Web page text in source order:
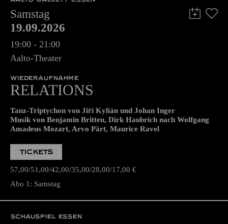
Samstag
19.09.2026
19:00 - 21:00
Aalto-Theater
WIEDERAUFNAHME
RELATIONS
Tanz-Triptychon von Jiří Kylián und Johan Inger
Musik von Benjamin Britten, Dirk Haubrich nach Wolfgang
Amadeus Mozart, Arvo Pärt, Maurice Ravel
TICKETS
57,00 51,00 42,00 35,00 28,00 17,00 €
Abo 1: Samstag
SCHAUSPIEL ESSEN